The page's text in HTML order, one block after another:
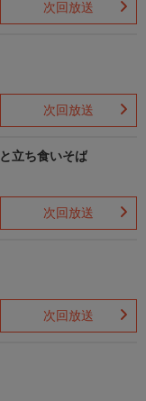
次回放送
次回放送
立ち食いそば
次回放送
次回放送